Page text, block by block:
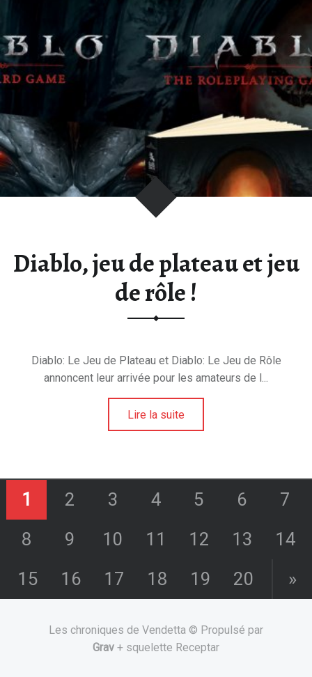
Diablo, jeu de plateau et jeu
de rôle !
Diablo: Le Jeu de Plateau et Diablo: Le Jeu de Rôle
annoncent leur arrivée pour les amateurs de l...
Lire la suite
1 2 3 4 5 6
7
8
9 10 11 12 13
14
15
16 17 18 19 20 »
Les chroniques de Vendetta © Propulsé par
Grav + squelette Receptar